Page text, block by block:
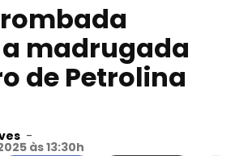
madrugada
de Petrolina
-
às 13:30h